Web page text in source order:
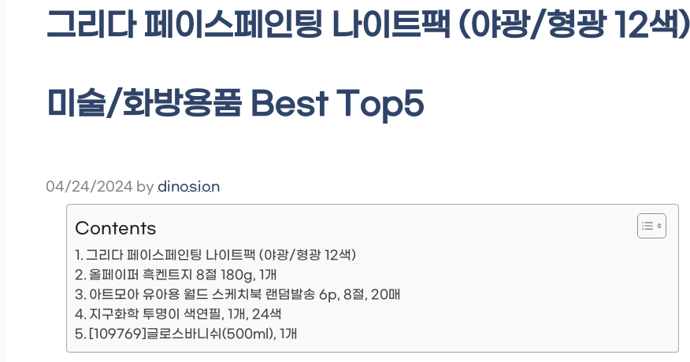
그리다 페이스페인팅 나이트팩 (야광/형광 12색)
미술/화방용품 Best Top5
04/24/2024 by dinosion
Contents
그리다 페이스페인팅 나이트팩 (야광/형광 12색)
올페이퍼 흑켄트지 8절 180g, 1개
아트모아 유아용 월드 스케치북 랜덤발송 6p, 8절, 20매
지구화학 투명이 색연필, 1개, 24색
[109769]글로스바니쉬(500ml), 1개